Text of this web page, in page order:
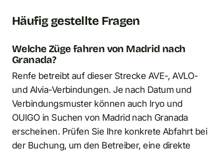
Häufig gestellte Fragen
Welche Züge fahren von Madrid nach
Granada?
Renfe betreibt auf dieser Strecke AVE-, AVLO-
und Alvia-Verbindungen. Je nach Datum und
Verbindungsmuster können auch Iryo und
OUIGO in Suchen von Madrid nach Granada
erscheinen. Prüfen Sie Ihre konkrete Abfahrt bei
der Buchung, um den Betreiber, eine direkte